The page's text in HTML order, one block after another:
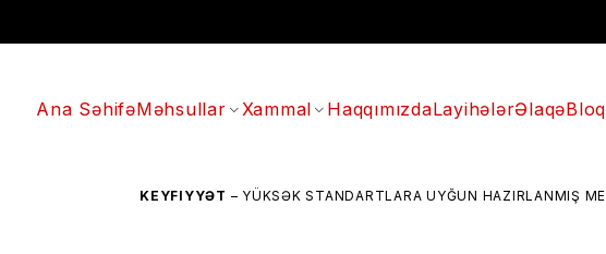
Ana SəhifəMəhsullar Xammal HaqqımızdaLayihələrƏlaqəBloq
KEYFIYYƏT– YÜKSƏK STANDARTLARA UYĞUN HAZIRLANMIŞ MEBELLƏR.